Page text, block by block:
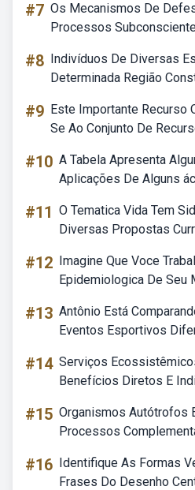
#7 Os Mecanismos De
Processos
#8 Indivíduos De Diversas
Determinada Região
#9 Este Importante Recurso
Se Ao Conjunto De
#10 A Tabela Apresenta
Aplicações De Alguns
#11 O Tematica Vida Tem
Diversas Propostas
#12 Imagine Que Voce
Epidemiologica De Seu
#13 Antônio Está
Eventos Esportivos
#14 Serviços
Benefícios Diretos E
#15 Organismos Autótrofos
Processos
#16 Identifique As Formas
Frases Do Desenho